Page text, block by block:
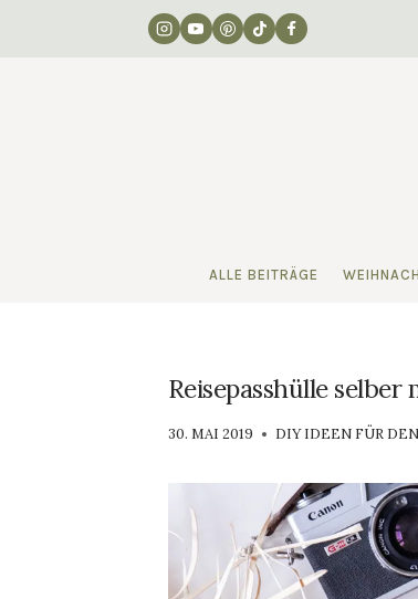
ALLE BEITRÄGE
Reisepasshülle
VON
30. MAI 2019 DIY IDEEN FÜR